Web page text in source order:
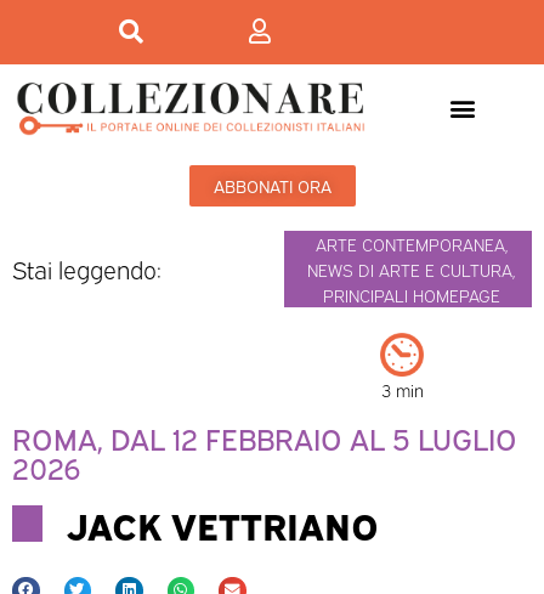
ABBONATI ORA
Stai leggendo:
ARTE CONTEMPORANEA,
NEWS DI ARTE E CULTURA
PRINCIPALI HOMEPAGE
3 min
ROMA, DAL 12 FEBBRAIO AL 5 LUGLIO
2026
JACK VETTRIANO